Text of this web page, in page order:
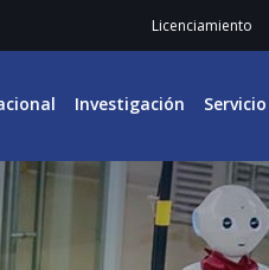
Licenciamiento
Investigación